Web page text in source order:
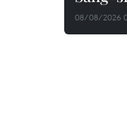
08/08/2026